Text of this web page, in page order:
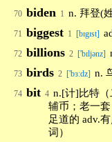
70 biden 1 n. 拜登(
71 biggest 1 [bɪgɪst]
72 billions 2 ['bɪljənz]
73 birds 2 ['bɜːdz] n.
74 bit 4 n.[计]比特（
辅币；老一
足道的 adv.
词）